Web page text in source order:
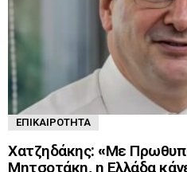
ΕΠΙΚΑΙΡΌΤΗΤΑ
Χατζηδάκης: «Με
Μητσοτάκη, η Ελλάδα